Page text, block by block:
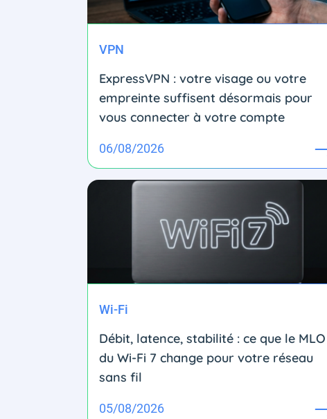
VPN
ExpressVPN : votre visage ou votre
empreinte suffisent désormais pour
vous connecter à votre compte
06/08/2026
Wi-Fi
Débit, latence, stabilité : ce que le MLO
du Wi-Fi 7 change pour votre réseau
sans fil
05/08/2026